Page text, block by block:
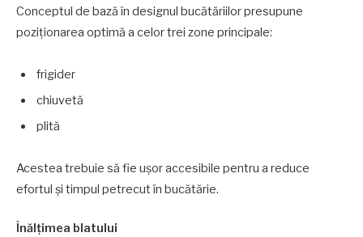
Conceptul de bază în designul bucătăriilor presupune
poziționarea optimă a celor trei zone principale:
frigider
chiuvetă
plită
Acestea trebuie să fie ușor accesibile pentru a reduce
efortul și timpul petrecut în bucătărie.
Înălțimea blatului